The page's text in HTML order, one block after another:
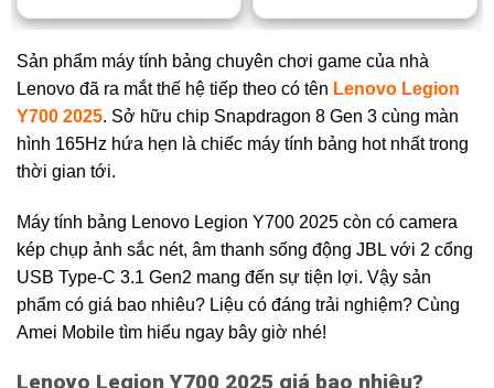
Sản phẩm máy tính bảng chuyên chơi game của nhà
Lenovo đã ra mắt thế hệ tiếp theo có tên Lenovo Legion
Y700 2025. Sở hữu chip Snapdragon 8 Gen 3 cùng màn
hình 165Hz hứa hẹn là chiếc máy tính bảng hot nhất trong
thời gian tới.
Máy tính bảng Lenovo Legion Y700 2025 còn có camera
kép chụp ảnh sắc nét, âm thanh sống động JBL với 2 cổng
USB Type-C 3.1 Gen2 mang đến sự tiện lợi. Vậy sản
phẩm có giá bao nhiêu? Liệu có đáng trải nghiệm? Cùng
Amei Mobile tìm hiểu ngay bây giờ nhé!
Lenovo Legion Y700 2025 giá bao nhiêu?